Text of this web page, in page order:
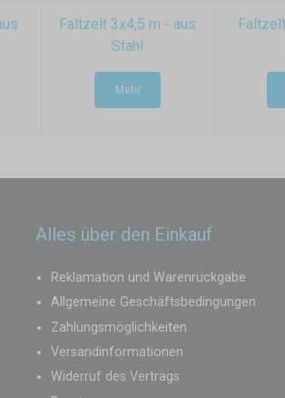
Faltzelt 3x4,5 m - aus
Stahl
Mehr
Alles über den Einkauf
Reklamation und Warenrückgabe
Allgemeine Geschäftsbedingungen
Zahlungsmöglichkeiten
Versandinformationen
Widerruf des Vertrags